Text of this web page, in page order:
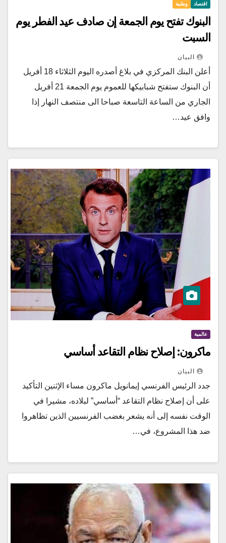
اقتصاد وطنية
البنوك تفتح يوم الجمعة إن صادف عيد الفطر يوم
السبت
البيان
أعلن البنك المركزي في بلاغ أصدره اليوم الثلاثاء 18 أفريل
أن البنوك ستفتح شبابيكها للعموم يوم الجمعة 21 أفريل
الجاري من الساعة التاسعة صباحا الى منتصف النهار إذا
وافق عيد…
عالمية
ماكرون: إصلاح نظام التقاعد أساسي
البيان
جدد الرئيس الفرنسي إيمانويل ماكرون مساء الإثنين التأكيد
على أن إصلاح نظام التقاعد “أساسي” لبلاده، مشيرا في
الوقت نفسه إلى أنه يشعر بغضب الفرنسيين الذين تظاهروا
ضد هذا المشروع، في…